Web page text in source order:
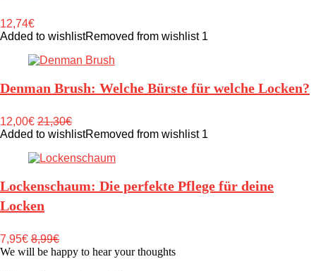
12,74€
Added to wishlistRemoved from wishlist 1
Denman Brush: Welche Bürste für welche Locken?
12,00€ 21,30€
Added to wishlistRemoved from wishlist 1
Lockenschaum: Die perfekte Pflege für deine
Locken
7,95€ 8,99€
We will be happy to hear your thoughts